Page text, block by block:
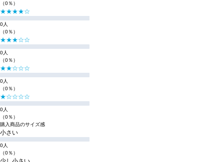
（0％）
★★★★☆
0人
（0％）
★★★☆☆
0人
（0％）
★★☆☆☆
0人
（0％）
★☆☆☆☆
0人
（0％）
購入商品のサイズ感
小さい
0人
（0％）